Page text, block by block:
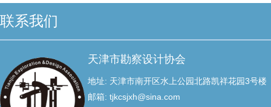
联系我们
天津市勘察设计协会
地址: 天津市南开区水上公园北路凯祥花园3号楼
邮箱: tjkcsjxh@sina.com